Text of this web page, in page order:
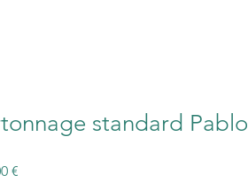
standard Pablo
€